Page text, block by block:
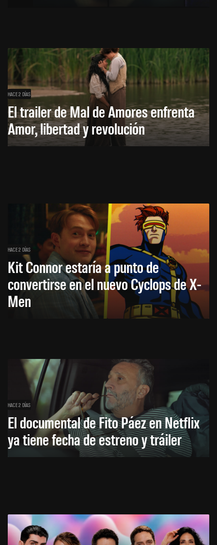
HACE 2 DÍAS
El trailer de Mal de Amores enfrenta
Amor, libertad y revolución
HACE 2 DÍAS
Kit Connor estaría a punto de
convertirse en el nuevo Cyclops de X-
Men
HACE 2 DÍAS
El documental de Fito Páez en Netflix
ya tiene fecha de estreno y tráiler